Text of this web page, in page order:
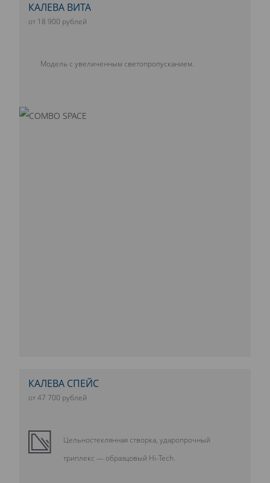
КАЛЕВА ВИТА
от 18 900 рублей
Модель с увеличенным светопропусканием.
КАЛЕВА СПЕЙС
от 47 700 рублей
Цельностеклянная створка, ударопрочный
триплекс — образцовый Hi-Tech.